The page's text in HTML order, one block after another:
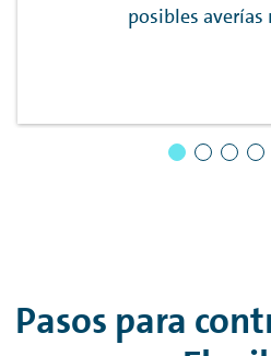
posibles averías
Pasos para